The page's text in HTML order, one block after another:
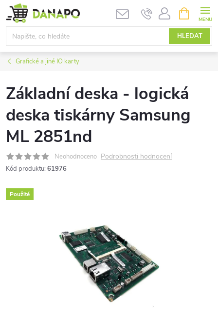
Přejít
na
obsah
HLEDAT
NÁKUPNÍ
KOŠÍK
Grafické a jiné IO karty
Základní deska - logická
deska tiskárny Samsung
ML 2851nd
Neohodnoceno Podrobnosti hodnocení
Kód produktu: 61976
Použité